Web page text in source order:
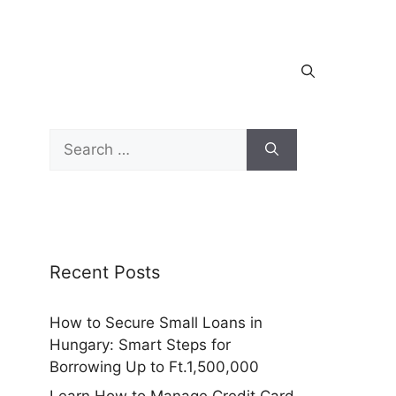
for:
Recent Posts
How to Secure Small Loans in
Hungary: Smart Steps for
Borrowing Up to Ft.1,500,000